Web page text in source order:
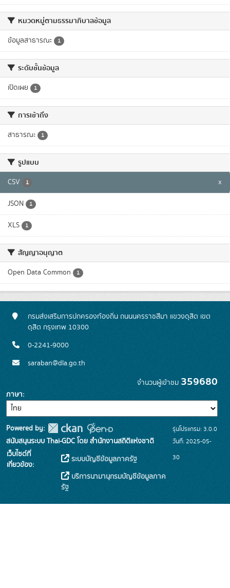
หมวดหมู่ตามธรรมาภิบาลข้อมูล
ข้อมูลสาธารณะ 1
ระดับชั้นข้อมูล
เปิดเผย 1
การเข้าถึง
สาธารณะ 1
รูปแบบ
CSV 1 x
JSON 1
XLS 1
สัญญาอนุญาต
Open Data Common 1
กรมส่งเสริมการปกครองท้องถิ่น ถนนนครราชสีมา แขวงดุสิต เขต
ดุสิต กรุงเทพ 10300
0-2241-9000
saraban@dla.go.th
จำนวนผู้เข้าชม 359680
ภาษา
Powered by:
สนับสนุนระบบ Thai-GDC โดย สำนักงานสถิติแห่งชาติ
เว็บไซต์ที่
เกี่ยวข้อง:
ระบบบัญชีข้อมูลภาครัฐ
บริการนามานุกรมบัญชีข้อมูลภาค
รัฐ
รุ่นโปรแกรม: 3.0.0
วันที่: 2025-05-
30